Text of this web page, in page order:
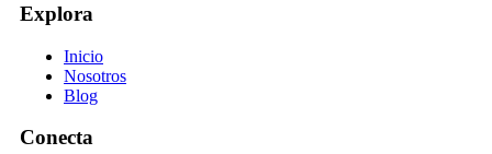
Explora
Inicio
Nosotros
Blog
Conecta